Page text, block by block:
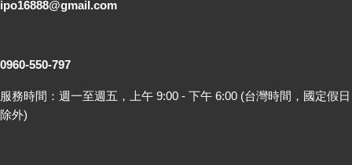
ipo16888@gmail.com
0960-550-797
服務時間：週一至週五，上午 9:00 - 下午 6:00 (台灣時間，國定假日
除外)